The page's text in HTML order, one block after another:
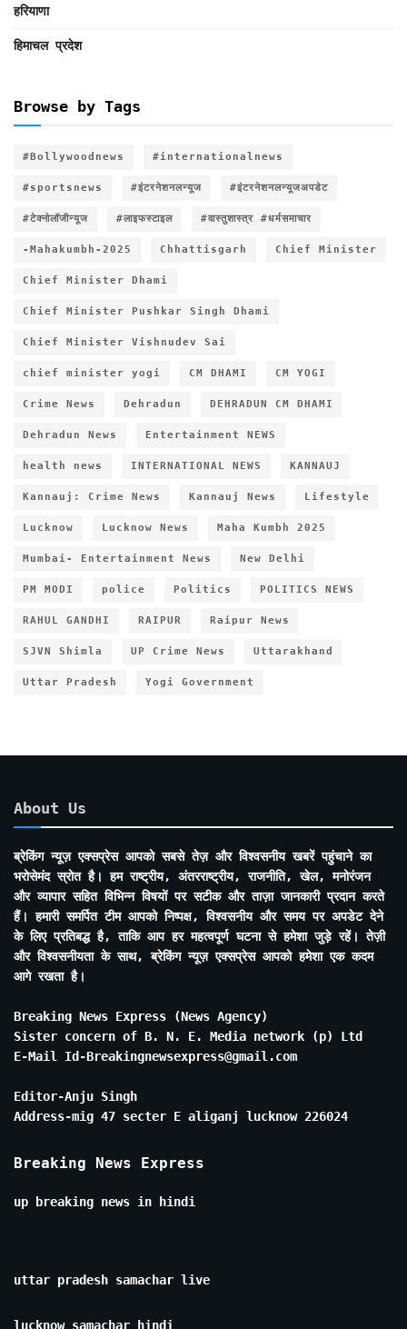
हरियाणा
हिमाचल प्रदेश
Browse by Tags
#Bollywoodnews #internationalnews
#sportsnews #इंटरनेशनलन्यूज #इंटरनेशनलन्यूजअपडेट
#टेक्नोलॉजीन्यूज #लाइफस्टाइल #वास्तुशास्त्र #धर्मसमाचार
-Mahakumbh-2025 Chhattisgarh Chief Minister
Chief Minister Dhami
Chief Minister Pushkar Singh Dhami
Chief Minister Vishnudev Sai
chief minister yogi CM DHAMI CM YOGI
Crime News Dehradun DEHRADUN CM DHAMI
Dehradun News Entertainment NEWS
health news INTERNATIONAL NEWS KANNAUJ
Kannauj: Crime News Kannauj News Lifestyle
Lucknow Lucknow News Maha Kumbh 2025
Mumbai- Entertainment News New Delhi
PM MODI police Politics POLITICS NEWS
RAHUL GANDHI RAIPUR Raipur News
SJVN Shimla UP Crime News Uttarakhand
Uttar Pradesh Yogi Government
About Us
ब्रेकिंग न्यूज़ एक्सप्रेस आपको सबसे तेज़ और विश्वसनीय खबरें पहुंचाने का
भरोसेमंद स्रोत है। हम राष्ट्रीय, अंतरराष्ट्रीय, राजनीति, खेल, मनोरंजन
और व्यापार सहित विभिन्न विषयों पर सटीक और ताज़ा जानकारी प्रदान करते
हैं। हमारी समर्पित टीम आपको निष्पक्ष, विश्वसनीय और समय पर अपडेट देने
के लिए प्रतिबद्ध है, ताकि आप हर महत्वपूर्ण घटना से हमेशा जुड़े रहें। तेज़ी
और विश्वसनीयता के साथ, ब्रेकिंग न्यूज़ एक्सप्रेस आपको हमेशा एक कदम
आगे रखता है।
Breaking News Express (News Agency)
Sister concern of B. N. E. Media network (p) Ltd
E-Mail Id-Breakingnewsexpress@gmail.com
Editor-Anju Singh
Address-mig 47 secter E aliganj lucknow 226024
Breaking News Express
up breaking news in hindi
uttar pradesh samachar live
lucknow samachar hindi